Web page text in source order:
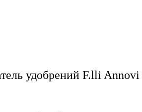
удобрений F.lli